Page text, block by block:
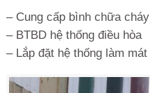
– Cung cấp bình chữa cháy
– BTBD hệ thống điều hòa
– Lắp đặt hệ thống làm